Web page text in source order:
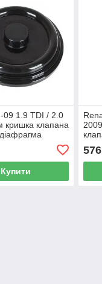
09 1.9 TDI / 2.0
кришка клапана
Купити
576